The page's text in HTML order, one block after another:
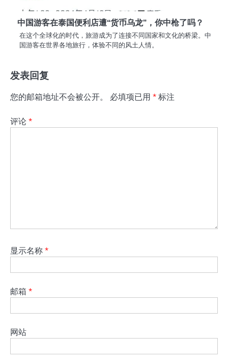
中国游客在泰国便利店遭“货币乌龙”，你中枪了吗？
在这个全球化的时代，旅游成为了连接不同国家和文化的桥梁。中
国游客在世界各地旅行，体验不同的风土人情。
发表回复
您的邮箱地址不会被公开。 必填项已用 * 标注
评论 *
显示名称 *
邮箱 *
网站